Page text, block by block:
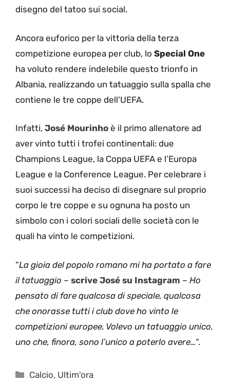
disegno del tatoo sui social.
Ancora euforico per la vittoria della terza
competizione europea per club, lo Special One
ha voluto rendere indelebile questo trionfo in
Albania, realizzando un tatuaggio sulla spalla che
contiene le tre coppe dell’UEFA.
Infatti, José Mourinho è il primo allenatore ad
aver vinto tutti i trofei continentali: due
Champions League, la Coppa UEFA e l’Europa
League e la Conference League. Per celebrare i
suoi successi ha deciso di disegnare sul proprio
corpo le tre coppe e su ognuna ha posto un
simbolo con i colori sociali delle società con le
quali ha vinto le competizioni.
“La gioia del popolo romano mi ha portato a fare
il tatuaggio – scrive José su Instagram – Ho
pensato di fare qualcosa di speciale, qualcosa
che onorasse tutti i club dove ho vinto le
competizioni europee. Volevo un tatuaggio unico,
uno che, finora, sono l’unico a poterlo avere…“.
Categorie
Calcio, Ultim'ora